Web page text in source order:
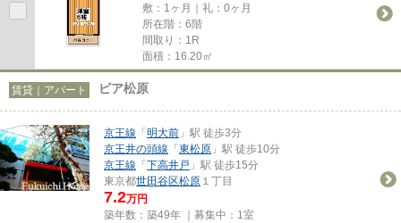
敷：1ヶ月｜礼：0ヶ月
所在階：6階
間取り：1R
面積：16.20㎡
賃貸｜アパート ピア松原
京王線 「明大前 」駅 徒歩3分
京王井の頭線 「東松原 」駅 徒歩10分
京王線 「下高井戸 」駅 徒歩15分
東京都世田谷区松原 １丁目
7.2万円
築年数：築49年 ｜募集中： 1室